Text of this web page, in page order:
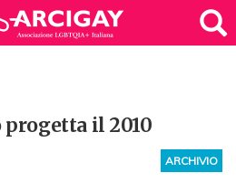
il 2010
ARCHIVIO